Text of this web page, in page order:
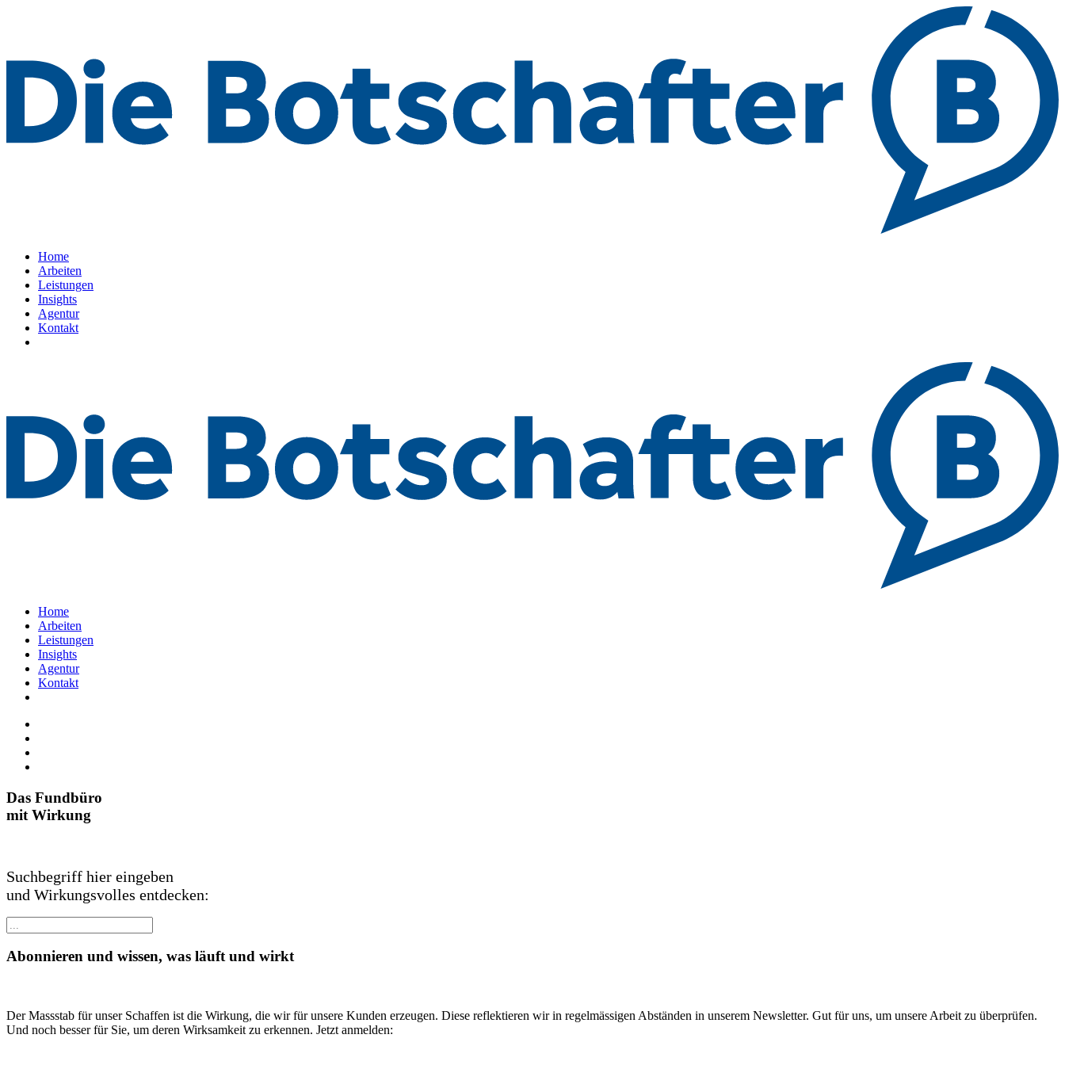
Home
Arbeiten
Leistungen
Insights
Agentur
Kontakt
Home
Arbeiten
Leistungen
Insights
Agentur
Kontakt
Das Fundbüro
mit Wirkung
Suchbegriff hier eingeben
und Wirkungsvolles entdecken:
Abonnieren und wissen, was läuft und wirkt
Der Massstab für unser Schaffen ist die Wirkung, die wir für unsere Kunden erzeugen. Diese reflektieren wir in regelmässigen Abständen in unserem Newsletter. Gut für uns, um unsere Arbeit zu überprüfen.
Und noch besser für Sie, um deren Wirksamkeit zu erkennen. Jetzt anmelden: